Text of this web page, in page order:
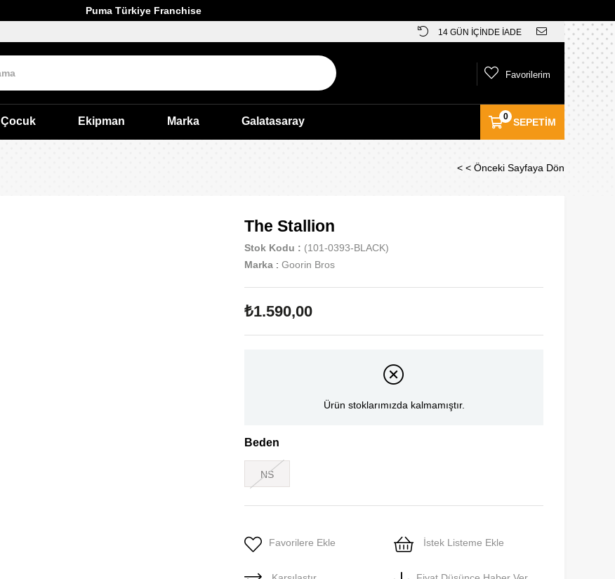
Puma Türkiye Franchise
14 GÜN İÇİNDE İADE
SEPETIM
0
Favorilerim
Çocuk Ekipman Marka Galatasaray
< < Önceki Sayfaya Dön
The Stallion
Stok Kodu
(101-0393-BLACK)
Marka : Goorin Bros
₺1.590,00
Ürün stoklarımızda kalmamıştır.
Beden
NS
Favorilere Ekle İstek Listeme Ekle